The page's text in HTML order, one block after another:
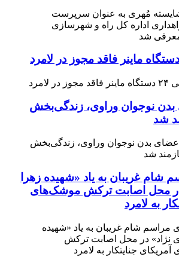
بدن نوجوان وراوی، زندگی‌بخش
شد
شام غریبان به یاد «شهیده زهرا
در محل اصابت ترکش موشک‌های
به لامرد